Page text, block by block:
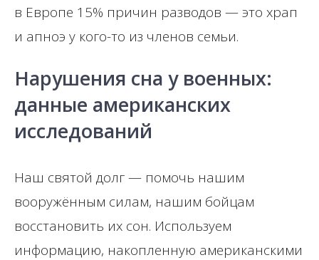
в Европе 15% причин разводов — это храп
и апноэ у кого-то из членов семьи.
Нарушения сна у военных:
данные американских
исследований
Наш святой долг — помочь нашим
вооружённым силам, нашим бойцам
восстановить их сон. Используем
информацию, накопленную американскими